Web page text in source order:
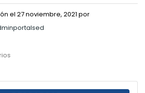
el 27 noviembre, 2021 por